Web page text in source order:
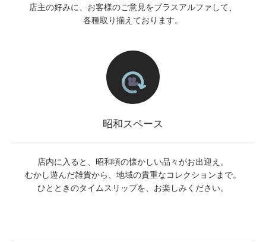
店主の好みに、お客様のご意見をプラスアルファして、
各種取り揃えております。
昭和スペース
店内に入ると、昭和頃の懐かしい品々がお出迎え。
むかし遊んだ雑貨から、地域の貴重なコレクションまで。
ひとときのタイムスリップを、お楽しみください。